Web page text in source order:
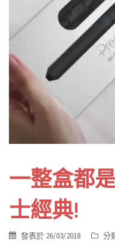
一整盒都
士經典!
發表於 26/03/2018 分